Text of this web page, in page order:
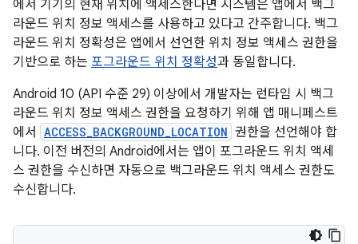
에서 기기의 현재 위치에 액세스한다면 시스템은 앱에서 백그
라운드 위치 정보 액세스를 사용하고 있다고 간주합니다. 백그
라운드 위치 정확성은 앱에서 선언한 위치 정보 액세스 권한을
기반으로 하는 포그라운드 위치 정확성과 동일합니다.
Android 10 (API 수준 29) 이상에서 개발자는 런타임 시 백그
라운드 위치 정보 액세스 권한을 요청하기 위해 앱 매니페스트
에서
ACCESS_BACKGROUND_LOCATION 권한을 선언해야 합
니다. 이전 버전의 Android에서는 앱이 포그라운드 위치 액세
스 권한을 수신하면 자동으로 백그라운드 위치 액세스 권한도
수신합니다.